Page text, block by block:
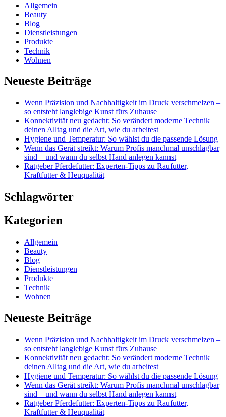
Allgemein
Beauty
Blog
Dienstleistungen
Produkte
Technik
Wohnen
Neueste Beiträge
Wenn Präzision und Nachhaltigkeit im Druck verschmelzen –
so entsteht langlebige Kunst fürs Zuhause
Konnektivität neu gedacht: So verändert moderne Technik
deinen Alltag und die Art, wie du arbeitest
Hygiene und Temperatur: So wählst du die passende Lösung
Wenn das Gerät streikt: Warum Profis manchmal unschlagbar
sind – und wann du selbst Hand anlegen kannst
Ratgeber Pferdefutter: Experten-Tipps zu Raufutter,
Kraftfutter & Heuqualität
Schlagwörter
Kategorien
Allgemein
Beauty
Blog
Dienstleistungen
Produkte
Technik
Wohnen
Neueste Beiträge
Wenn Präzision und Nachhaltigkeit im Druck verschmelzen –
so entsteht langlebige Kunst fürs Zuhause
Konnektivität neu gedacht: So verändert moderne Technik
deinen Alltag und die Art, wie du arbeitest
Hygiene und Temperatur: So wählst du die passende Lösung
Wenn das Gerät streikt: Warum Profis manchmal unschlagbar
sind – und wann du selbst Hand anlegen kannst
Ratgeber Pferdefutter: Experten-Tipps zu Raufutter,
Kraftfutter & Heuqualität